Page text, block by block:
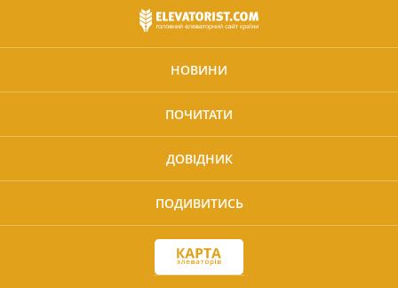
НОВИНИ
ПОЧИТАТИ
ДОВІДНИК
ПОДИВИТИСЬ